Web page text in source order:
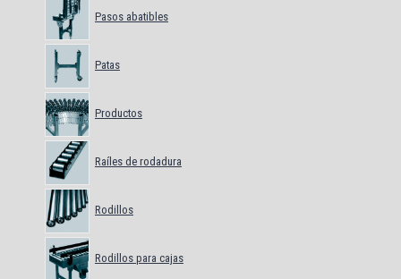
Pasos abatibles
Patas
Productos
Raíles de rodadura
Rodillos
Rodillos para cajas